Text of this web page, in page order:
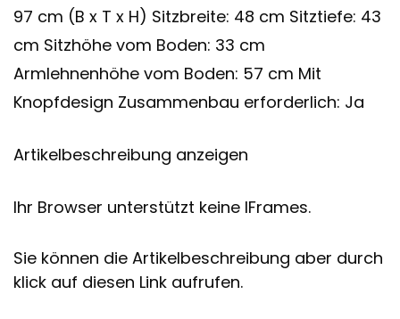
97 cm (B x T x H) Sitzbreite: 48 cm Sitztiefe: 43
cm Sitzhöhe vom Boden: 33 cm
Armlehnenhöhe vom Boden: 57 cm Mit
Knopfdesign Zusammenbau erforderlich: Ja
Artikelbeschreibung anzeigen
Ihr Browser unterstützt keine IFrames.
Sie können die Artikelbeschreibung aber durch
klick auf diesen Link aufrufen.